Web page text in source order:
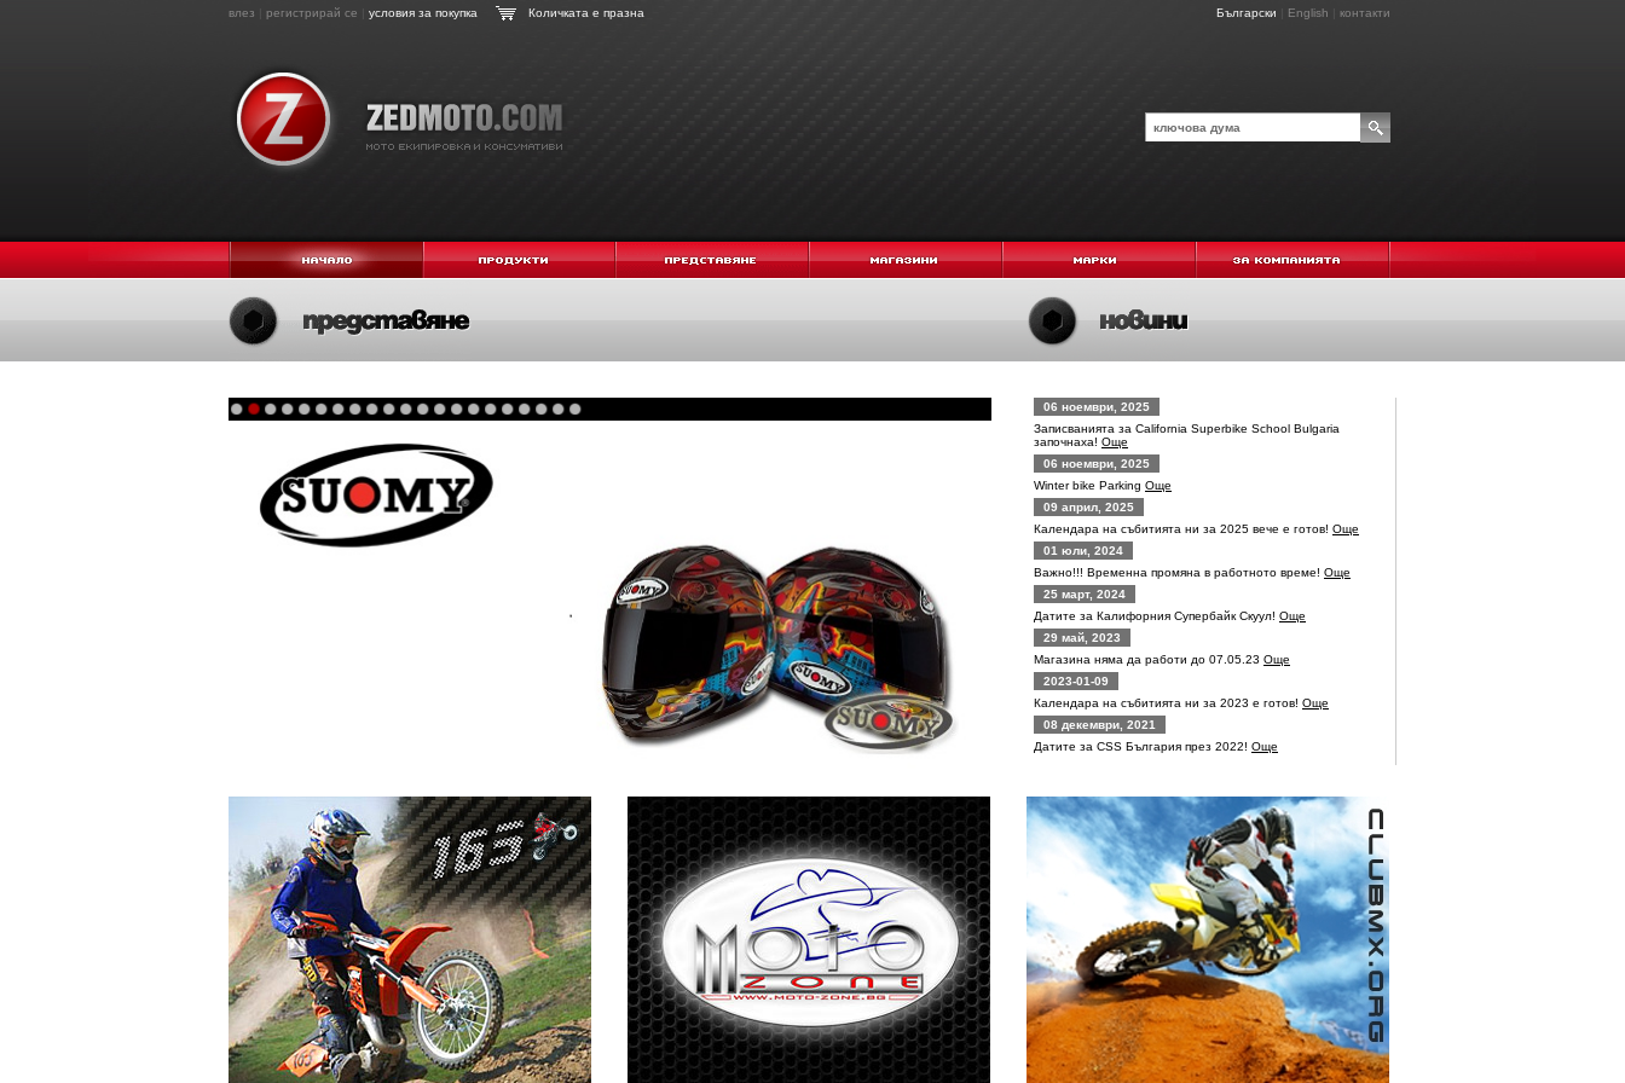
влез регистрирай се условия за покупка Количката е празна Български English контакти
06 ноември, 2025
Записванията за California Superbike School Bulgaria
започнаха! Още
06 ноември, 2025
Winter bike Parking Още
09 април, 2025
Календара на събитията ни за 2025 вече е готов! Още
01 юли, 2024
Важно!!! Временна промяна в работното време! Още
25 март, 2024
Датите за Калифорния Супербайк Скуул! Още
29 май, 2023
Магазина няма да работи до 07.05.23 Още
2023-01-09
Календара на събитията ни за 2023 е готов! Още
08 декември, 2021
Датите за CSS България през 2022! Още